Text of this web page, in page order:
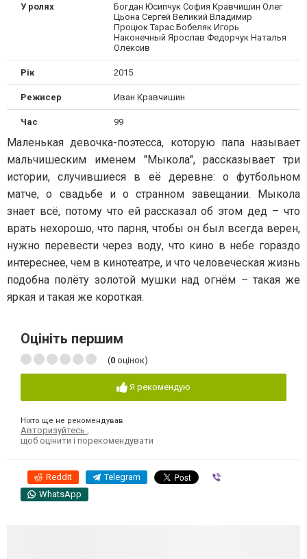
У ролях
Богдан Юсипчук София Кравчишин Олег
Цьона Сергей Великий Владимир
Процюк Тарас Бобеляк Игорь
Наконечный Ярослав Федорчук Наталья
Олексив
Рік 2015
Режисер Иван Кравчишин
Час 99
Маленькая девочка-поэтесса, которую папа называет
мальчишеским именем "Мыкола", рассказывает три
истории, случившиеся в её деревне: о футбольном
матче, о свадьбе и о странном завещании. Мыкола
знает всё, потому что ей рассказал об этом дед – что
врать нехорошо, что парня, чтобы он был всегда верен,
нужно перевести через воду, что кино в небе гораздо
интереснее, чем в кинотеатре, и что человеческая жизнь
подобна полёту золотой мушки над огнём – такая же
яркая и такая же короткая.
Оцініть першим
(0 оцінок)
Я рекомендую
Ніхто ще не рекомендував
Авторизуйтесь ,
щоб оцінити і порекомендувати
Reddit Telegram
WhatsApp